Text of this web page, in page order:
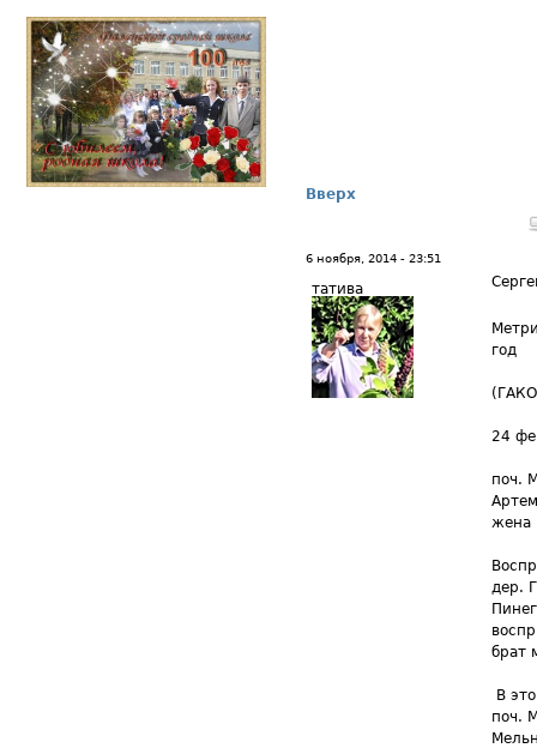
Вверх
6 ноября, 2014 - 23:51
татива
год
24
поч.
жена
дер.
брат
В
поч.